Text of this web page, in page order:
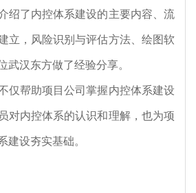
绍了内控体系建设的主要内容、流
立，风险识别与评估方法、绘图软
武汉东方做了经验分享。
仅帮助项目公司掌握内控体系建设
对内控体系的认识和理解，也为项
建设夯实基础。